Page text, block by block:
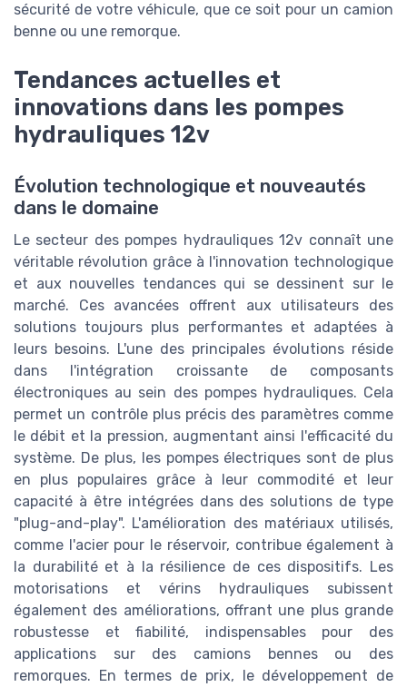
sécurité de votre véhicule, que ce soit pour un camion
benne ou une remorque.
Tendances actuelles et
innovations dans les pompes
hydrauliques 12v
Évolution technologique et nouveautés
dans le domaine
Le secteur des pompes hydrauliques 12v connaît une
véritable révolution grâce à l'innovation technologique
et aux nouvelles tendances qui se dessinent sur le
marché. Ces avancées offrent aux utilisateurs des
solutions toujours plus performantes et adaptées à
leurs besoins. L'une des principales évolutions réside
dans l'intégration croissante de composants
électroniques au sein des pompes hydrauliques. Cela
permet un contrôle plus précis des paramètres comme
le débit et la pression, augmentant ainsi l'efficacité du
système. De plus, les pompes électriques sont de plus
en plus populaires grâce à leur commodité et leur
capacité à être intégrées dans des solutions de type
"plug-and-play". L'amélioration des matériaux utilisés,
comme l'acier pour le réservoir, contribue également à
la durabilité et à la résilience de ces dispositifs. Les
motorisations et vérins hydrauliques subissent
également des améliorations, offrant une plus grande
robustesse et fiabilité, indispensables pour des
applications sur des camions bennes ou des
remorques. En termes de prix, le développement de